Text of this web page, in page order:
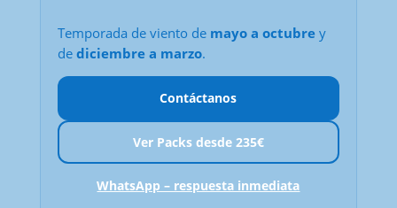
Temporada de viento de mayo a octubrey
de diciembre a marzo.
Contáctanos
Ver Packs desde 235€
WhatsApp – respuesta inmediata